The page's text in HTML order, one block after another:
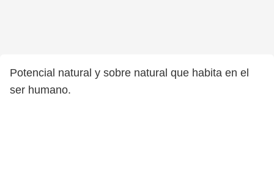
Potencial natural y sobre natural que habita en el
ser humano.